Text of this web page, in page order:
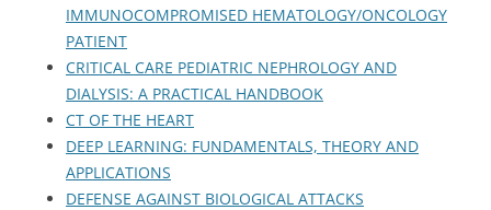
IMMUNOCOMPROMISED HEMATOLOGY/ONCOLOGY
PATIENT
CRITICAL CARE PEDIATRIC NEPHROLOGY AND
DIALYSIS: A PRACTICAL HANDBOOK
CT OF THE HEART
DEEP LEARNING: FUNDAMENTALS, THEORY AND
APPLICATIONS
DEFENSE AGAINST BIOLOGICAL ATTACKS